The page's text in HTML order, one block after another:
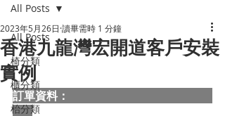
All Posts
椅分類
櫃分類
枱分類
All Posts
香港九龍灣宏開道客戶安裝
實例
2023年5月26日 讀畢需時 1 分鐘
訂單資料：